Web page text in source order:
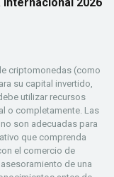
criptomonedas (como
su capital invertido,
utilizar recursos
o completamente. Las
son adecuadas para
que comprenda
el comercio de
de una